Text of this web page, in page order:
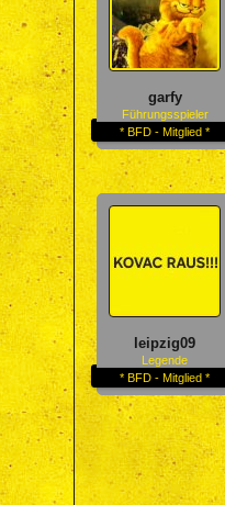
garfy
Führungsspieler
* BFD - Mitglied *
leipzig09
Legende
* BFD - Mitglied *